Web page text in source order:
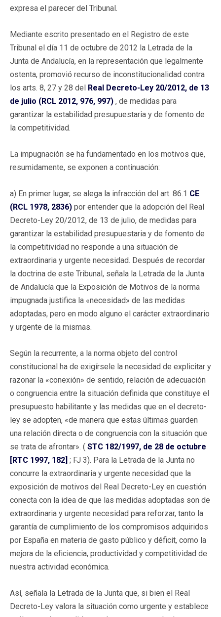
expresa el parecer del Tribunal.
Mediante escrito presentado en el Registro de este
Tribunal el día 11 de octubre de 2012 la Letrada de la
Junta de Andalucía, en la representación que legalmente
ostenta, promovió recurso de inconstitucionalidad contra
los arts. 8, 27 y 28 del Real Decreto-Ley 20/2012, de 13
de julio (RCL 2012, 976, 997) , de medidas para
garantizar la estabilidad presupuestaria y de fomento de
la competitividad.
La impugnación se ha fundamentado en los motivos que,
resumidamente, se exponen a continuación:
a) En primer lugar, se alega la infracción del art. 86.1 CE
(RCL 1978, 2836) por entender que la adopción del Real
Decreto-Ley 20/2012, de 13 de julio, de medidas para
garantizar la estabilidad presupuestaria y de fomento de
la competitividad no responde a una situación de
extraordinaria y urgente necesidad. Después de recordar
la doctrina de este Tribunal, señala la Letrada de la Junta
de Andalucía que la Exposición de Motivos de la norma
impugnada justifica la «necesidad» de las medidas
adoptadas, pero en modo alguno el carácter extraordinario
y urgente de la mismas.
Según la recurrente, a la norma objeto del control
constitucional ha de exigírsele la necesidad de explicitar y
razonar la «conexión» de sentido, relación de adecuación
o congruencia entre la situación definida que constituye el
presupuesto habilitante y las medidas que en el decreto-
ley se adopten, «de manera que estas últimas guarden
una relación directa o de congruencia con la situación que
se trata de afrontar». ( STC 182/1997, de 28 de octubre
[RTC 1997, 182] ; FJ 3). Para la Letrada de la Junta no
concurre la extraordinaria y urgente necesidad que la
exposición de motivos del Real Decreto-Ley en cuestión
conecta con la idea de que las medidas adoptadas son de
extraordinaria y urgente necesidad para reforzar, tanto la
garantía de cumplimiento de los compromisos adquiridos
por España en materia de gasto público y déficit, como la
mejora de la eficiencia, productividad y competitividad de
nuestra actividad económica.
Así, señala la Letrada de la Junta que, si bien el Real
Decreto-Ley valora la situación como urgente y establece